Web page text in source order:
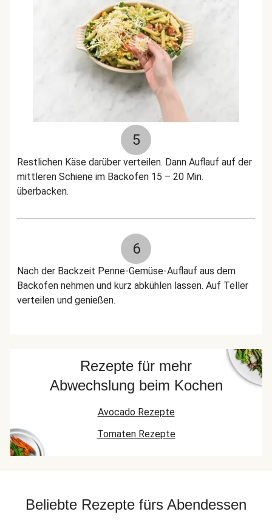
5
Restlichen Käse darüber verteilen. Dann Auflauf auf der
mittleren Schiene im Backofen 15 – 20 Min.
überbacken.
6
Nach der Backzeit Penne-Gemüse-Auflauf aus dem
Backofen nehmen und kurz abkühlen lassen. Auf Teller
verteilen und genießen.
Rezepte für mehr
Abwechslung beim Kochen
Avocado Rezepte
Tomaten Rezepte
Beliebte Rezepte fürs Abendessen